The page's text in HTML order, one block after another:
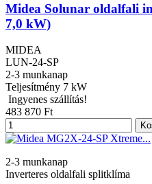
Midea Solunar oldalfali
7,0 kW)
MIDEA
LUN-24-SP
2-3 munkanap
Teljesítmény 7 kW
Ingyenes szállítás!
483 870 Ft
2-3 munkanap
Inverteres oldalfali splitklíma